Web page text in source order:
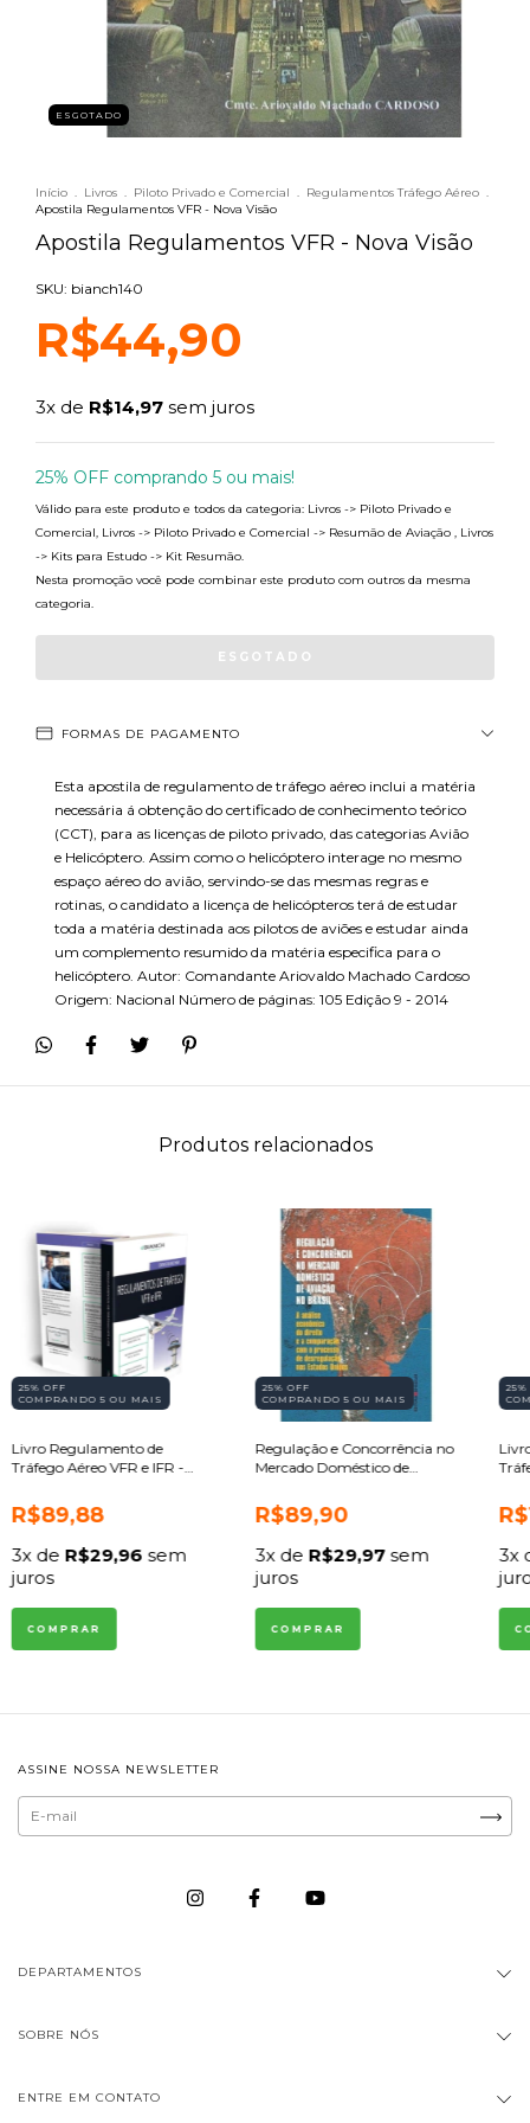
ESGOTADO
Início . Livros . Piloto Privado e Comercial . Regulamentos Tráfego Aéreo .
Apostila Regulamentos VFR - Nova Visão
Apostila Regulamentos VFR - Nova Visão
SKU: bianch140
R$44,90
3x de R$14,97 sem juros
25% OFF comprando 5 ou mais!
Válido para este produto e todos da categoria: Livros -> Piloto Privado e
Comercial, Livros -> Piloto Privado e Comercial -> Resumão de Aviação , Livros
-> Kits para Estudo -> Kit Resumão.
Nesta promoção você pode combinar este produto com outros da mesma
categoria.
FORMAS DE PAGAMENTO
Esta apostila de regulamento de tráfego aéreo inclui a matéria
necessária á obtenção do certificado de conhecimento teórico
(CCT), para as licenças de piloto privado, das categorias Avião
e Helicóptero. Assim como o helicóptero interage no mesmo
espaço aéreo do avião, servindo-se das mesmas regras e
rotinas, o candidato a licença de helicópteros terá de estudar
toda a matéria destinada aos pilotos de aviões e estudar ainda
um complemento resumido da matéria especifica para o
helicóptero. Autor: Comandante Ariovaldo Machado Cardoso
Origem: Nacional Número de páginas: 105 Edição 9 - 2014
Produtos relacionados
25% OFF
COMPRANDO 5 OU MAIS
Livro Regulamento de
Tráfego Aéreo VFR e IFR -
R$89,88
3x de R$29,96 sem
juros
25% OFF
COMPRANDO 5 OU MAIS
Regulação e Concorrência no
Mercado Doméstico de
R$89,90
3x de R$29,97sem
juros
25%
3x
ASSINE NOSSA NEWSLETTER
DEPARTAMENTOS
SOBRE NÓS
ENTRE EM CONTATO